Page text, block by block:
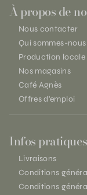
À propos de
Nous contacter
Qui sommes-nous
Production locale
Nos magasins
Café Agnès
Offres d'emploi
Infos pratiques
Livraisons
Conditions
Conditions